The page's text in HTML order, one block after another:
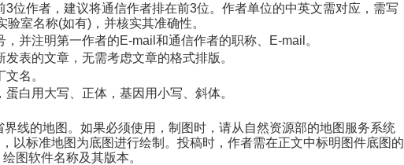
3位作者，建议将通信作者排在前3位。作者单位的中英文需对应，需写
验室名称(如有)，并核实其准确性。
，并注明第一作者的E-mail和通信作者的职称、 E-mail 。
表的文章，无需考虑文章的格式排版。
名。
白用大写、正体，基因用小写、斜体。
线的地图。如果必须使用，制图时，请从自然资源部的地图服务系统
以标准地图为底图进行绘制。投稿时，作者需在正文中标明图件底图的
绘图软件名称及其版本。